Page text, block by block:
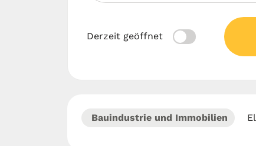
Derzeit geöffnet
Bauindustrie und Immobilien